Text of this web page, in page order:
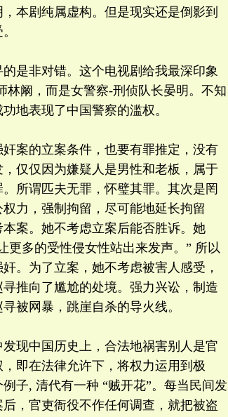
本剧纯属虚构。但是现实还是倒影到
是非对错。这个电视剧给我最深印象
林阚，而是女警察-刑侦队长晏明。不知
地表现了中国警察的滥权。
案的立案条件，也要有罪推定，没有
仅仅因为嫌疑人是男性和老板，属于
所谓匹夫无罪，怀璧其罪。其次是罔
力，强制拘留，尽可能地延长拘留
案。她不考虑立案后能否胜诉。她
更多的受性侵女性站出来发声。” 所以
。为了立案，她不考虑被害人感受，
推向了尴尬的处境。强力兴讼，制造
被网暴，跳崖自杀的导火线。
现中国历史上，合法地祸害别人是官
即在法律允许下，将权力运用到极
子, 清代有一种 “贼开花”。每当民间发
，官吏衙役不作任何调查，就把被盗